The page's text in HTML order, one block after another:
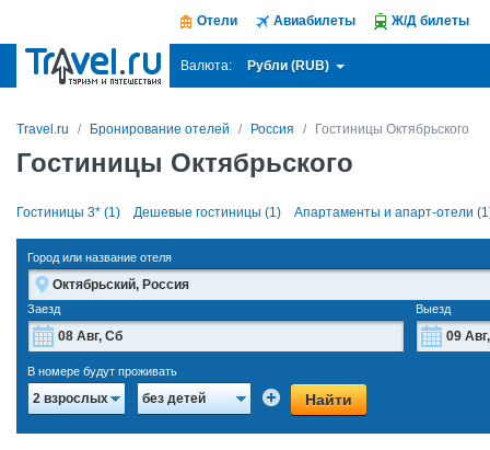
Отели Авиабилеты Ж/Д билеты
Валюта: Рубли (RUB)
Travel.ru Бронирование отелей Россия Гостиницы Октябрьского
Гостиницы Октябрьского
Гостиницы 3* (1) Дешевые гостиницы (1) Апартаменты и апарт-отели
Город или название отеля
Заезд
Пн Вт Ср Чт Пт Сб Вс
27 28 29 30 1 2
Выезд
В номере будут проживать
2 взрослых без детей Найти